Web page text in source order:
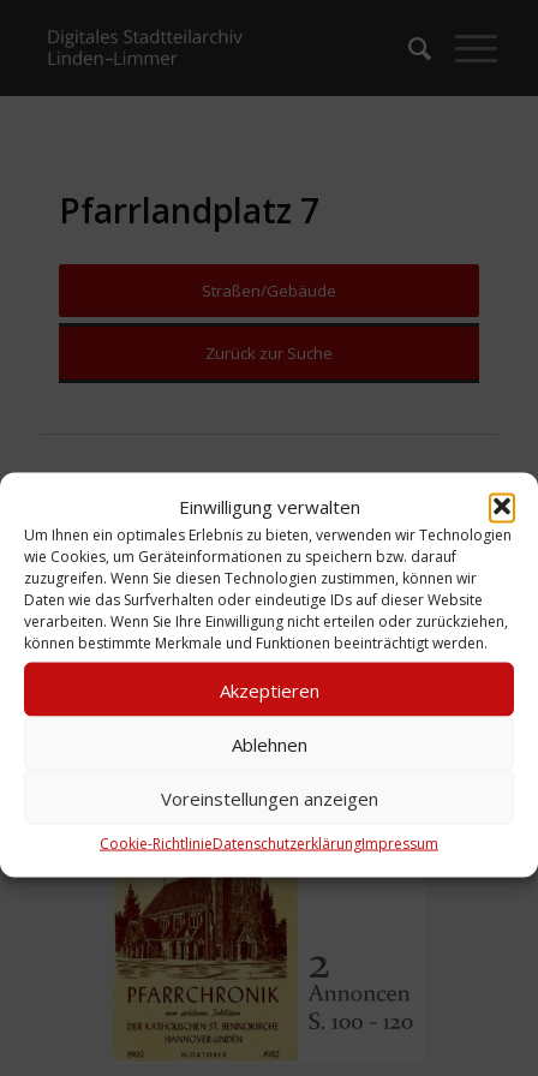
Einwilligung verwalten
Um Ihnen ein optimales Erlebnis zu bieten, verwenden wir Technologien
wie Cookies, um Geräteinformationen zu speichern bzw. darauf
zuzugreifen. Wenn Sie diesen Technologien zustimmen, können wir
Daten wie das Surfverhalten oder eindeutige IDs auf dieser Website
verarbeiten. Wenn Sie Ihre Einwilligung nicht erteilen oder zurückziehen,
können bestimmte Merkmale und Funktionen beeinträchtigt werden.
Akzeptieren
Ablehnen
Voreinstellungen anzeigen
Cookie-RichtlinieDatenschutzerklärungImpressum
Pfarrlandplatz 7
Straßen/Gebäude
Zurück zur Suche
Familie Heymann, 6.11.2025